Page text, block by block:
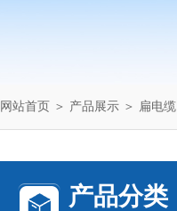
网站首页 ＞ 产品展示 ＞ 扁电缆
产品分类